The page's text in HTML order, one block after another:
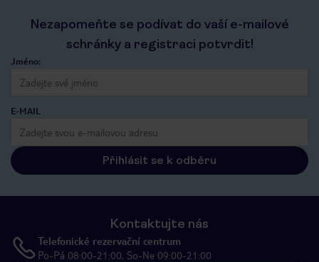
Nezapomeňte se podívat do vaší e-mailové
schránky a registraci potvrdit!
Jméno:
E-MAIL
Přihlásit se k odběru
Kontaktujte nás
Telefonické rezervační centrum
Po-Pá 08:00-21:00, So-Ne 09:00-21:00